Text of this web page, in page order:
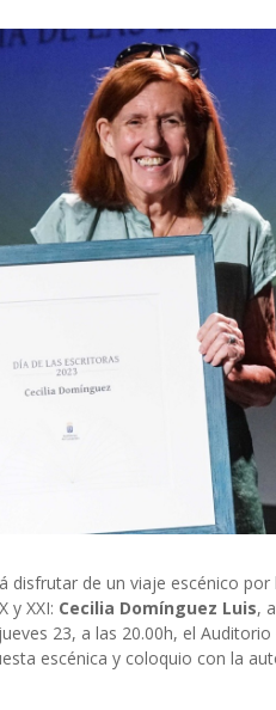
disfrutar de un viaje escénico
y XXI: Cecilia Domínguez Luis,
23, a las 20.00h, el
escénica y coloquio con la